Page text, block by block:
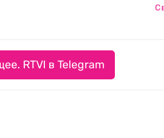
RTVI в Telegram